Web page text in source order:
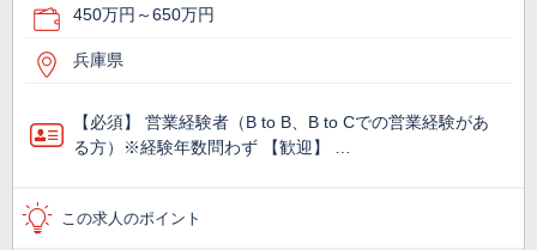
450万円～650万円
兵庫県
【必須】 営業経験者（B to B、B to Cでの営業経験があ
る方）※経験年数問わず 【歓迎】 …
この求人のポイント